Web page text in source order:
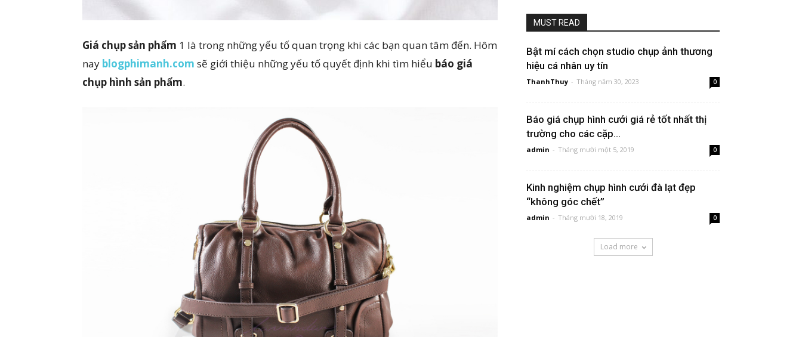
Giá chụp sản phẩm 1 là trong những yếu tố quan trọng khi các bạn quan tâm đến. Hôm
nay blogphimanh.com sẽ giới thiệu những yếu tố quyết định khi tìm hiểu báo giá
chụp hình sản phẩm.
MUST READ
Bật mí cách chọn studio chụp ảnh thương
hiệu cá nhân uy tín
ThanhThuy - Tháng năm 30, 2023 0
Báo giá chụp hình cưới giá rẻ tốt nhất thị
trường cho các cặp...
admin - Tháng mười một 5, 2019 0
Kinh nghiệm chụp hình cưới đà lạt đẹp
“không góc chết”
admin - Tháng mười 18, 2019 0
Load more